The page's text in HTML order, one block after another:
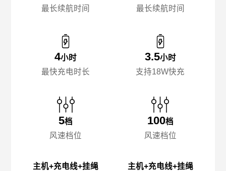
最长续航时间
4小时
最快充电时长
5档
风速档位
主机+充电线+挂绳
最长续航时间
3.5小时
支持18W快充
100档
风速档位
主机+充电线+挂绳